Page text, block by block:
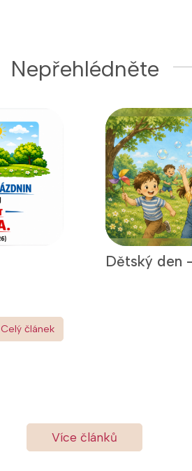
Nepřehlédněte
Celý článek
Dětský den
Více článků